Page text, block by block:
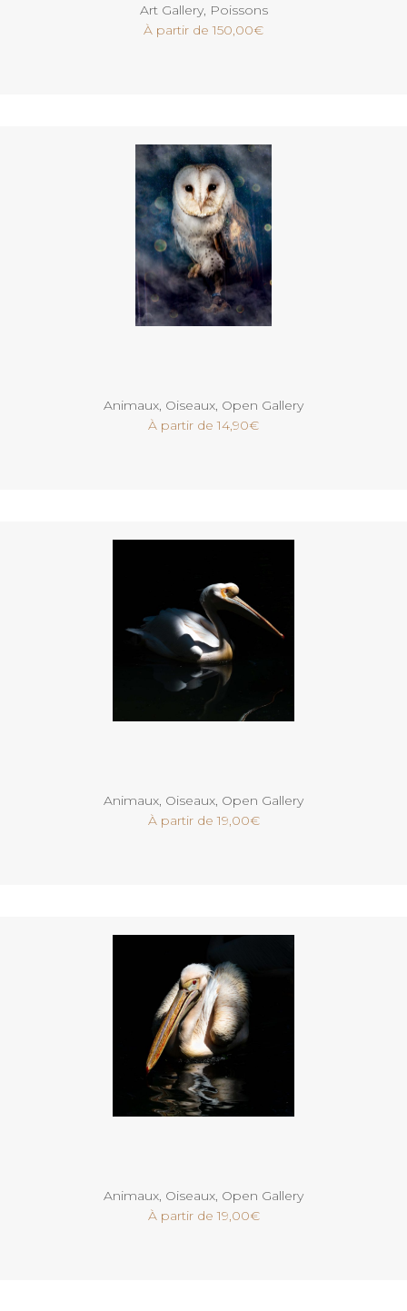
Art Gallery, Poissons
À partir de150,00€
Animaux, Oiseaux, Open Gallery
À partir de14,90€
Animaux, Oiseaux, Open Gallery
À partir de19,00€
Animaux, Oiseaux, Open Gallery
À partir de19,00€